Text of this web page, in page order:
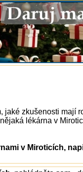
jaké zkušenosti mají
lékárna v
v Miroticích,